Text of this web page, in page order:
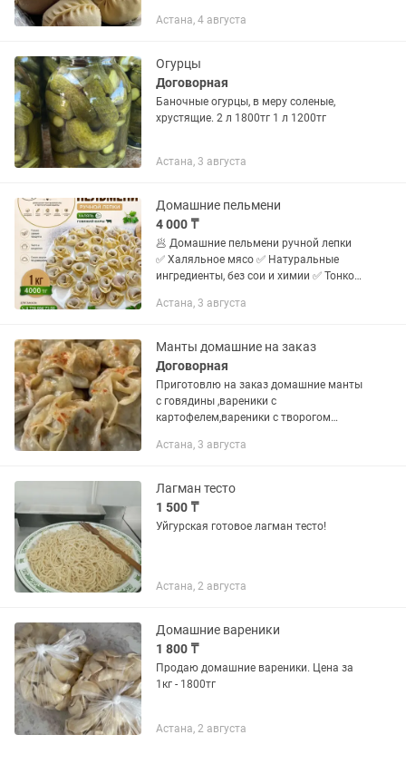
кг, манты с фаршем 4000 тг/кг, манты с
Астана, 4 августа
Огурцы
Договорная
Баночные огурцы, в меру соленые,
хрустящие. 2 л 1800тг 1 л 1200тг
Астана, 3 августа
Домашние пельмени
4 000 ₸
🥟 Домашние пельмени ручной лепки
✅ Халяльное мясо ✅ Натуральные
ингредиенты, без сои и химии ✅ Тонкое
доставка 💰 1 кг — 4000 тг Подходит
Астана, 3 августа
Манты домашние на заказ
Договорная
Приготовлю на заказ домашние манты
с говядины ,вареники с
картофелем,вареники с творогом
классические и буйреки с картофелем.В
все...
Астана, 3 августа
Лагман тесто
1 500 ₸
Уйгурская готовое лагман тесто!
Астана, 2 августа
Домашние вареники
1 800 ₸
Продаю домашние вареники. Цена за
1кг - 1800тг
Астана, 2 августа